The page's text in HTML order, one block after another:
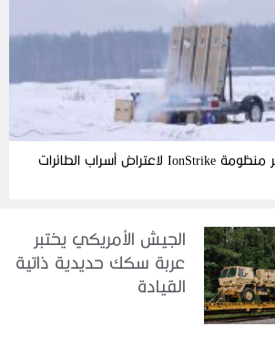
الجيش الأمريكي يختبر منظومة IonStrike لاعتراض أسراب الطائرات
الجيش الأمريكي يختبر
عربة سكك حديدية ذاتية
القيادة